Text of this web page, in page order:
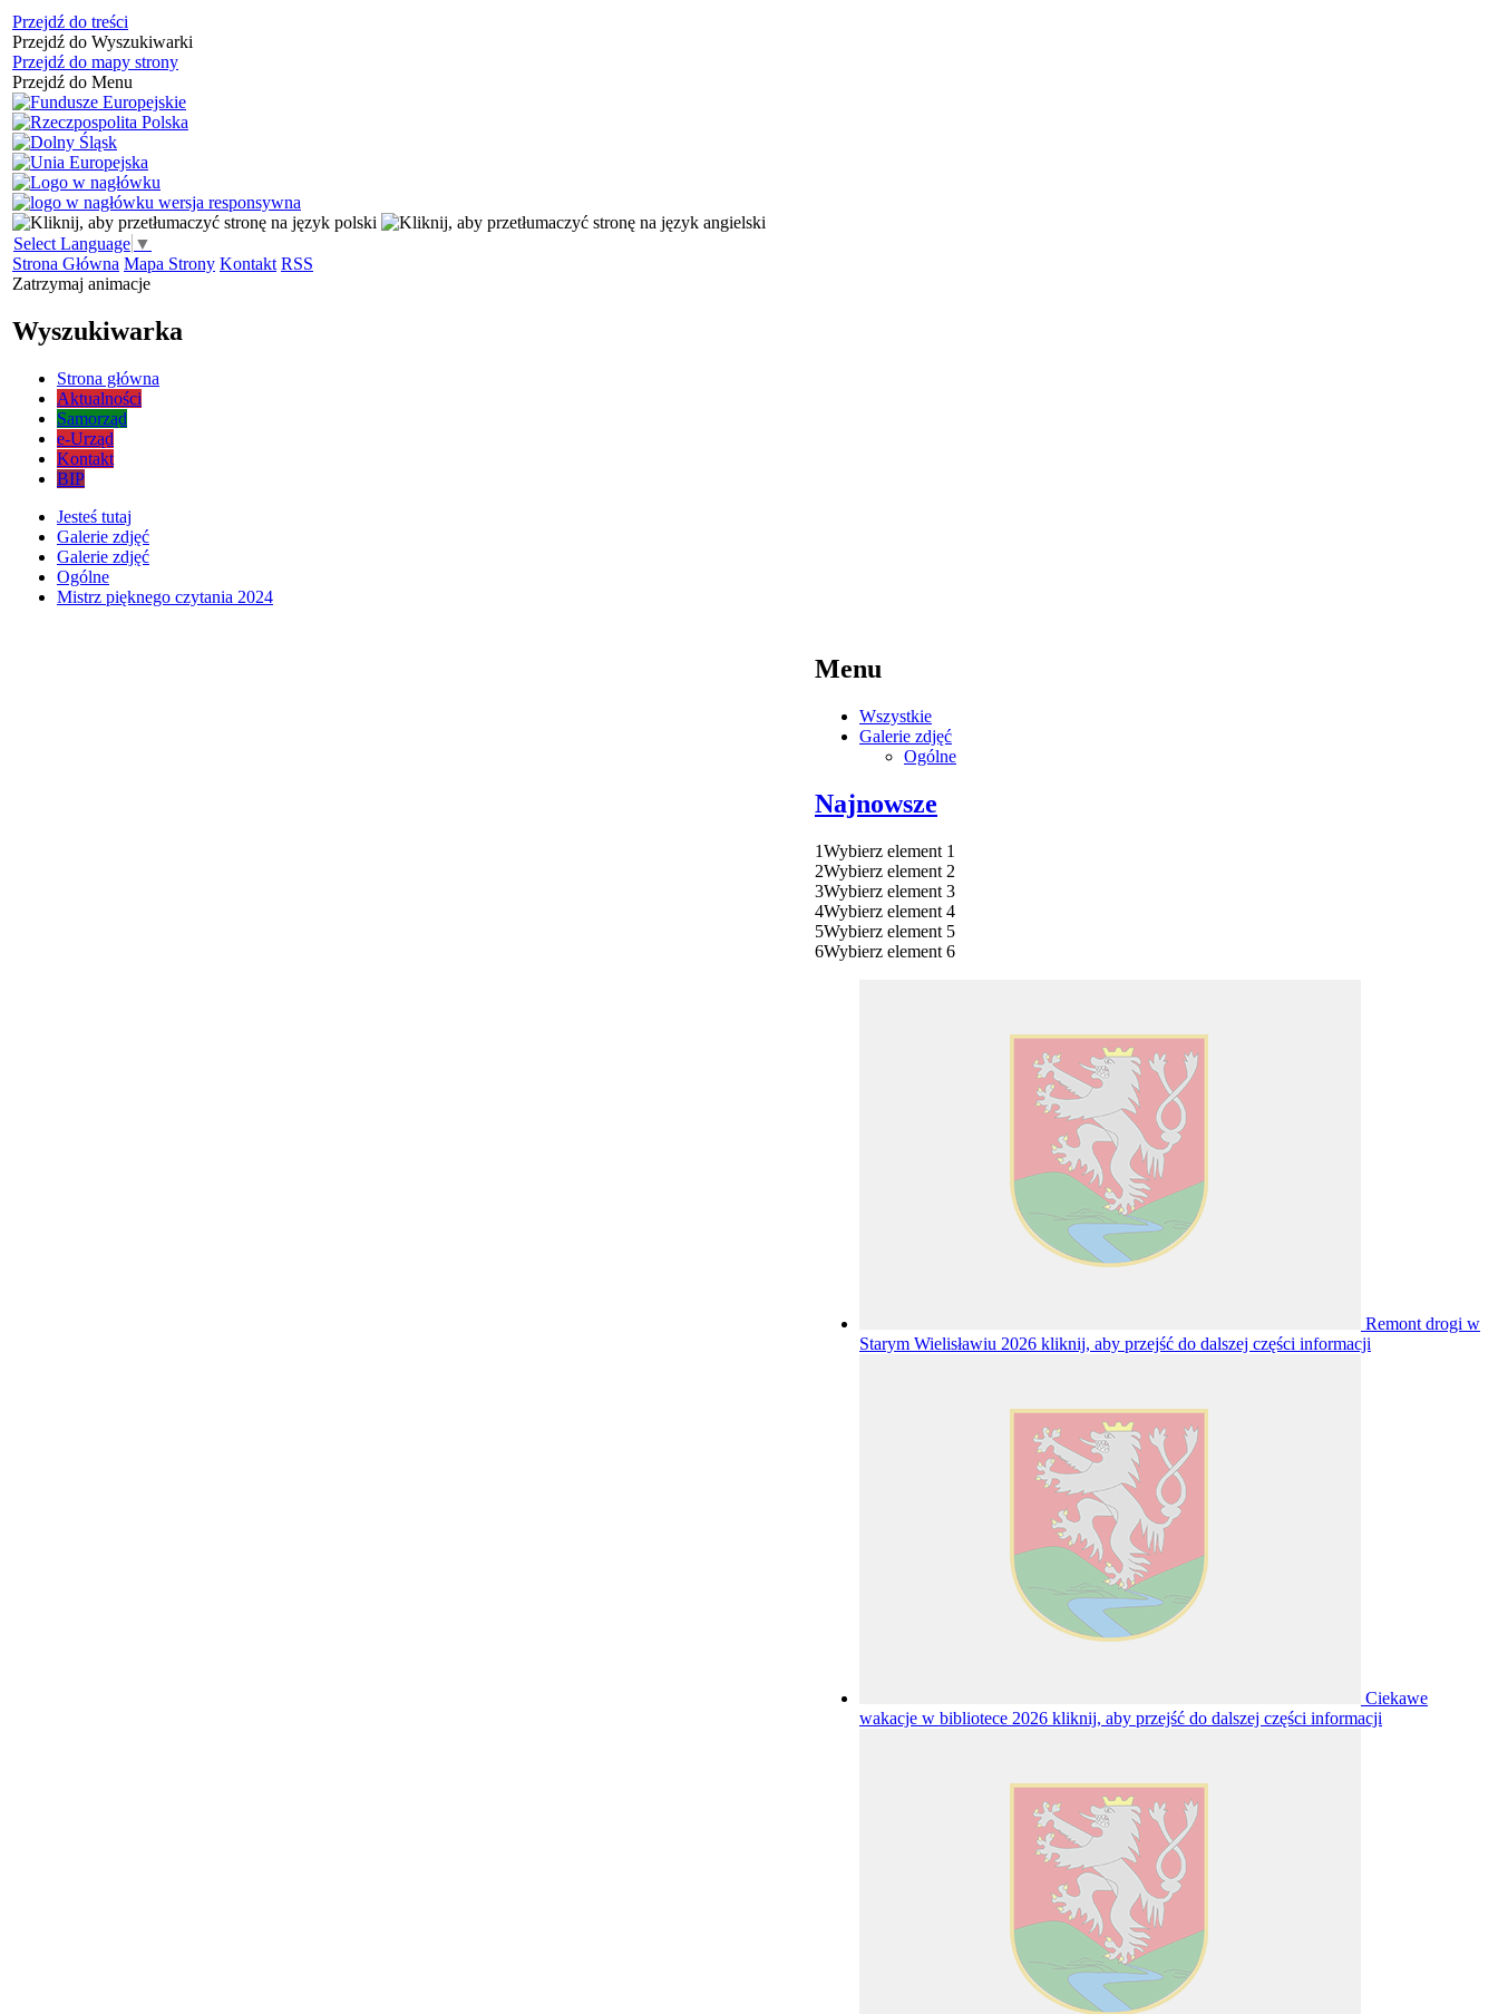
Przejdź do treści
Przejdź do Wyszukiwarki
Przejdź do mapy strony
Przejdź do Menu
Select Language ▼
Strona Główna Mapa Strony Kontakt RSS
Zatrzymaj animacje
Wyszukiwarka
Strona główna
Aktualności
Samorząd
e-Urząd
Kontakt
BIP
Jesteś tutaj
Galerie zdjęć
Galerie zdjęć
Ogólne
Mistrz pięknego czytania 2024
Menu
Wszystkie
Galerie zdjęć
Ogólne
Najnowsze
1Wybierz element 1
2Wybierz element 2
3Wybierz element 3
4Wybierz element 4
5Wybierz element 5
6Wybierz element 6
Remont drogi w
Starym Wielisławiu 2026 kliknij, aby przejść do dalszej części informacji
Ciekawe
wakacje w bibliotece 2026 kliknij, aby przejść do dalszej części informacji